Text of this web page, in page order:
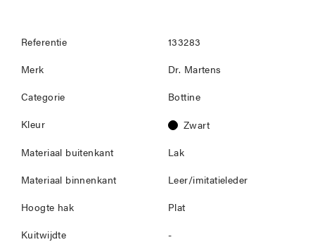
Referentie 133283
Merk Dr. Martens
Categorie Bottine
Kleur Zwart
Materiaal buitenkant Lak
Materiaal binnenkant Leer/imitatieleder
Hoogte hak Plat
Kuitwijdte -